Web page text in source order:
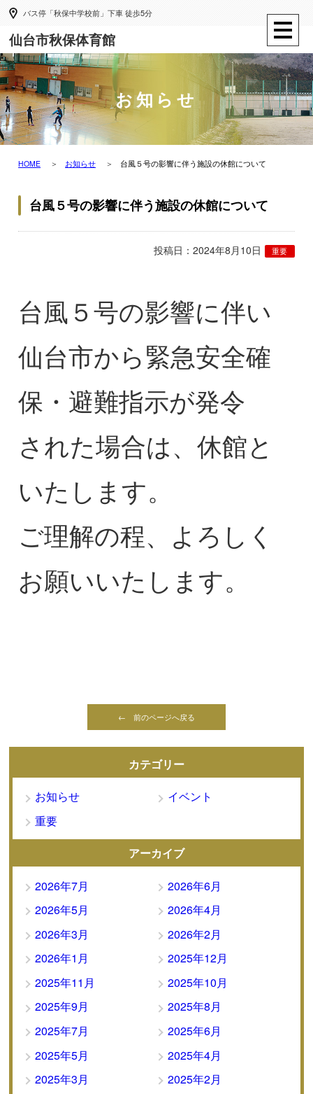
バス停「秋保中学校前」下車 徒歩5分
仙台市秋保体育館
お知らせ
HOME お知らせ 台風５号の影響に伴う施設の休館について
台風５号の影響に伴う施設の休館について
投稿日：2024年8月10日 重要
台風５号の影響に伴い
仙台市から緊急安全確
保・避難指示が発令
された場合は、休館と
いたします。
ご理解の程、よろしく
お願いいたします。
← 前のページへ戻る
カテゴリー
お知らせ
イベント
重要
アーカイブ
2026年7月
2026年6月
2026年5月
2026年4月
2026年3月
2026年2月
2026年1月
2025年12月
2025年11月
2025年10月
2025年9月
2025年8月
2025年7月
2025年6月
2025年5月
2025年4月
2025年3月
2025年2月